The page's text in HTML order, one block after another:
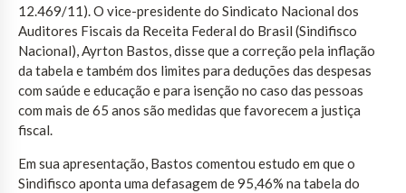
12.469/11). O vice-presidente do Sindicato Nacional dos
Auditores Fiscais da Receita Federal do Brasil (Sindifisco
Nacional), Ayrton Bastos, disse que a correção pela inflação
da tabela e também dos limites para deduções das despesas
com saúde e educação e para isenção no caso das pessoas
com mais de 65 anos são medidas que favorecem a justiça
fiscal.
Em sua apresentação, Bastos comentou estudo em que o
Sindifisco aponta uma defasagem de 95,46% na tabela do